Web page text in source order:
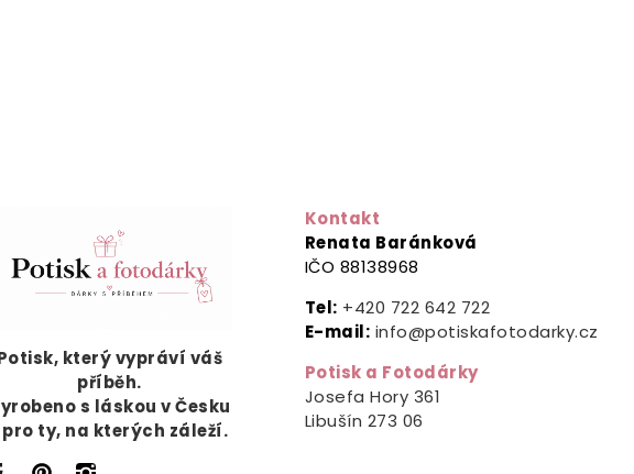
který vypráví váš
příběh.
s láskou v Česku
pro ty, na kterých záleží.
Kontakt
Renata Baránková
IČO 88138968
Tel: +420 722 642 722
E-mail: info@potiskafotodarky.cz
Potisk a Fotodárky
Josefa Hory 361
Libušín 273 06